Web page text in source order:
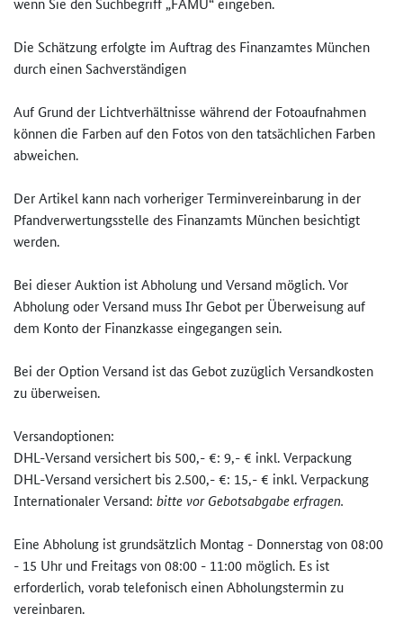
Die Schätzung erfolgte im Auftrag des Finanzamtes München
durch einen Sachverständigen
Auf Grund der Lichtverhältnisse während der Fotoaufnahmen
können die Farben auf den Fotos von den tatsächlichen Farben
abweichen.
Der Artikel kann nach vorheriger Terminvereinbarung in der
Pfandverwertungsstelle des Finanzamts München besichtigt
werden.
Bei dieser Auktion ist Abholung und Versand möglich. Vor
Abholung oder Versand muss Ihr Gebot per Überweisung auf
dem Konto der Finanzkasse eingegangen sein.
Bei der Option Versand ist das Gebot zuzüglich Versandkosten
zu überweisen.
Versandoptionen:
DHL-Versand versichert bis 500,- €: 9,- € inkl. Verpackung
DHL-Versand versichert bis 2.500,- €: 15,- € inkl. Verpackung
Internationaler Versand: bitte vor Gebotsabgabe erfragen.
Eine Abholung ist grundsätzlich Montag - Donnerstag von 08:00
- 15 Uhr und Freitags von 08:00 - 11:00 möglich. Es ist
erforderlich, vorab telefonisch einen Abholungstermin zu
vereinbaren.